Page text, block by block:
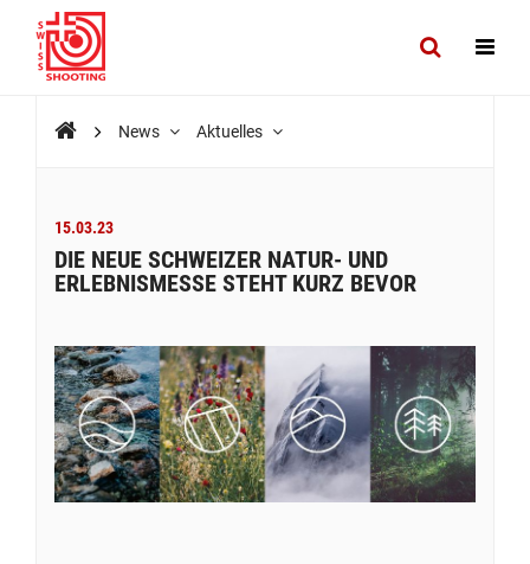
News Aktuelles
15.03.23
DIE NEUE SCHWEIZER NATUR- UND
ERLEBNISMESSE STEHT KURZ BEVOR